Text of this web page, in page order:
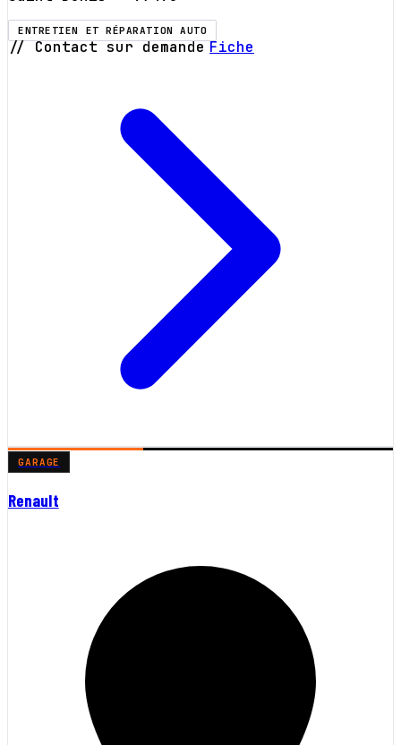
ENTRETIEN ET RÉPARATION AUTO
// Contact sur demande Fiche
GARAGE
Renault